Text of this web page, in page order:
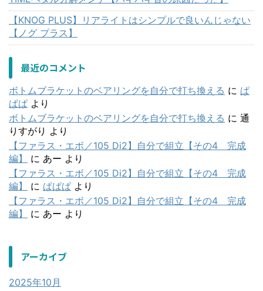
【KNOG PLUS】リアライトはシンプルで良いんじゃない
【ノグ プラス】
最近のコメント
ボトムブラケットのベアリングを自分で打ち換える に ぱ
ぱぱ より
ボトムブラケットのベアリングを自分で打ち換える に 通
りすがり より
【ファラス・エボ／105 Di2】自分で組立【その4 完成
編】
に あー より
【ファラス・エボ／105 Di2】自分で組立【その4 完成
編】
に ぱぱぱ より
【ファラス・エボ／105 Di2】自分で組立【その4 完成
編】
に あー より
アーカイブ
2025年10月